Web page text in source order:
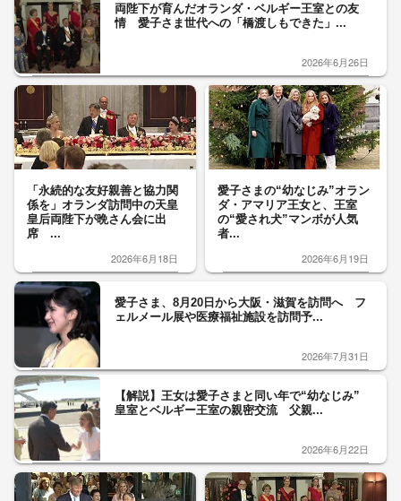
両陛下が育んだオランダ・ベルギー王室との友
情 愛子さま世代への「橋渡しもできた」...
2026年6月26日
「永続的な友好親善と協力関
係を」オランダ訪問中の天皇
皇后両陛下が晩さん会に出
席 ...
2026年6月18日
愛子さまの“幼なじみ”オラン
ダ・アマリア王女と、王室
の“愛され犬”マンボが人気
者...
2026年6月19日
愛子さま、8月20日から大阪・滋賀を訪問へ フ
ェルメール展や医療福祉施設を訪問予...
2026年7月31日
【解説】王女は愛子さまと同い年で“幼なじみ”
皇室とベルギー王室の親密交流 父親...
2026年6月22日